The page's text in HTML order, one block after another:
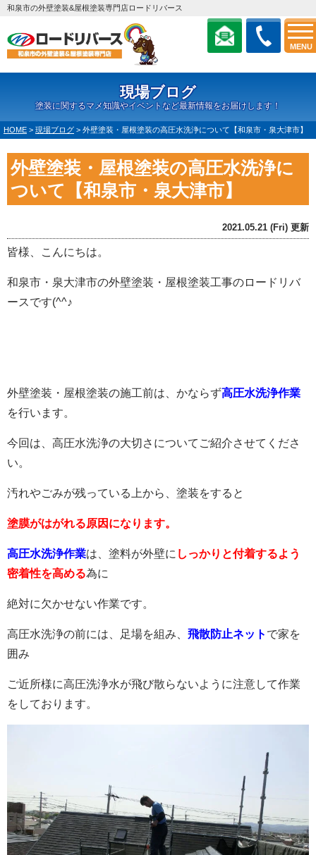
MENU
和泉市の外壁塗装&屋根塗装専門店ロードリバース
現場ブログ
塗装に関するマメ知識やイベントなど最新情報をお届けします！
HOME > 現場ブログ > 外壁塗装・屋根塗装の高圧水洗浄について【和泉市・泉大津市】
外壁塗装・屋根塗装の高圧水洗浄に
ついて【和泉市・泉大津市】
2021.05.21 (Fri) 更新
皆様、こんにちは。
和泉市・泉大津市の外壁塗装・屋根塗装工事のロードリバ
ースです(^^♪
外壁塗装・屋根塗装の施工前は、かならず高圧水洗浄作業
を行います。
今回は、高圧水洗浄の大切さについてご紹介させてくださ
い。
汚れやごみが残っている上から、塗装をすると
塗膜がはがれる原因になります。
高圧水洗浄作業は、塗料が外壁に しっかりと付着するよう
密着性を高める為に
絶対に欠かせない作業です。
高圧水洗浄の前には、足場を組み、 飛散防止ネット で家を
囲み
ご近所様に高圧洗浄水が飛び散らないように注意して作業
をしております。